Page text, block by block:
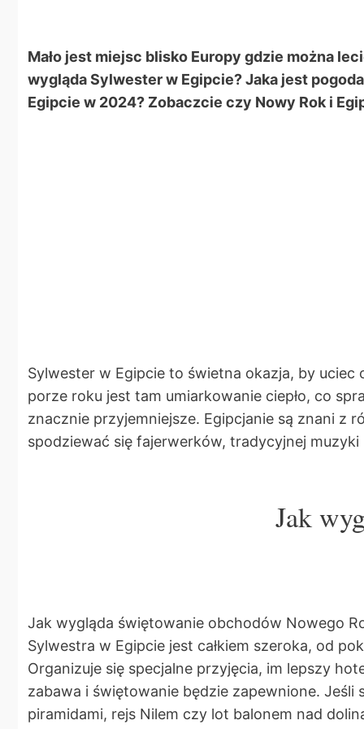
Mało jest miejsc blisko Europy gdzie można
wygląda Sylwester w Egipcie? Jaka jest
Egipcie w 2024? Zobaczcie czy Nowy Rok i
Sylwester w Egipcie to świetna okazja, by uciec
porze roku jest tam umiarkowanie ciepło, co
znacznie przyjemniejsze. Egipcjanie są znani z
spodziewać się fajerwerków, tradycyjnej
Jak
Jak wygląda świętowanie obchodów Nowego
Sylwestra w Egipcie jest całkiem szeroka, od
Organizuje się specjalne przyjęcia, im lepszy
zabawa i świętowanie będzie zapewnione.
piramidami, rejs Nilem czy lot balonem nad